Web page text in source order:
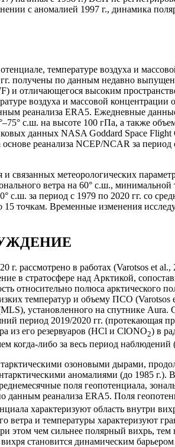
с аномалией 1997 г., динамика
температуре воздуха и
получены по данным недавно
и отличающегося высоким
воздуха и массовой
реанализа ERA5. Ежедневные
с.ш. на высоте 100 гПа, а также
данных NASA Goddard Space Flight
реанализа NCEP/NCAR за
связанных метеорологических
ветра на 60° с.ш.,
с.ш. за период с 1979 по 2020 гг. со
точкам. Временные изменения
рассмотрено в работах (Varotsos et
в стратосфере над Арктикой,
относительно полюса арктического
температур и объему ПСО (Varotsos
установленного на спутнике
период 2019/2020 гг. (протекающая
из его резервуаров (HCl и ClONO2) в
когда-либо за весь период наблюдений
озоновыми дырами,
аномалиями (до 1985
поля геопотенциала,
данным реанализа ERA5. Поля
характеризуют область внутри
ветра и температуры характеризуют
чем сильнее полярный вихрь, тем
становится динамическим